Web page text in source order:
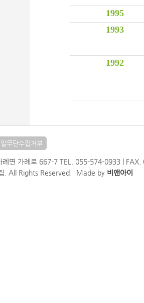
1995
1993
1992
무단수집거부
례면 가례로 667-7 TEL. 055-574-0933 |
. All Rights Reserved.
Made by 비앤아이